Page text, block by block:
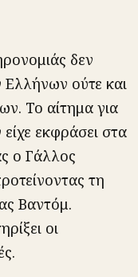
δεν
ούτε και
Το αίτημα για
εκφράσει στα
ο Γάλλος
τη
Βαντόμ.
οι